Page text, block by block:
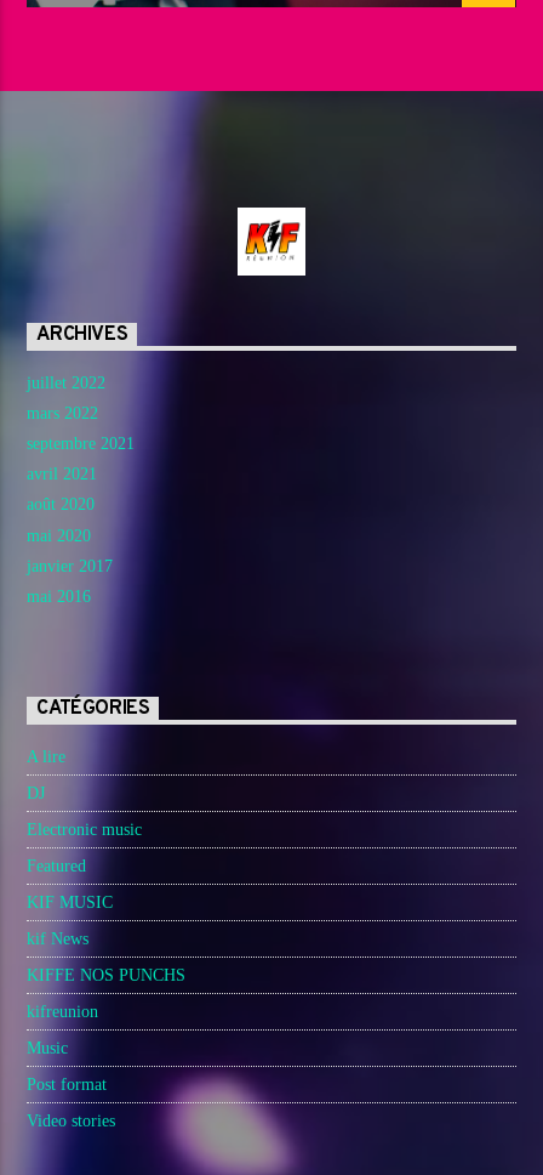
ARCHIVES
juillet 2022
mars 2022
septembre 2021
avril 2021
août 2020
mai 2020
janvier 2017
mai 2016
CATÉGORIES
A lire
DJ
Electronic music
Featured
KIF MUSIC
kif News
KIFFE NOS PUNCHS
kifreunion
Music
Post format
Video stories